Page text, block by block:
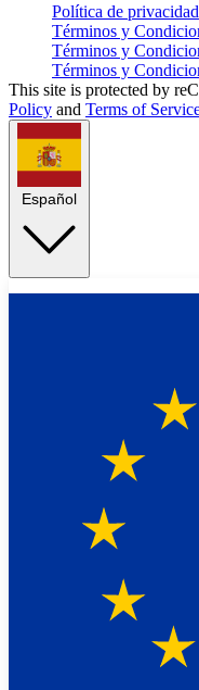
Política de privacidad
Términos y
Términos y
Términos y
This site is protected by
Policy and Terms of
Español